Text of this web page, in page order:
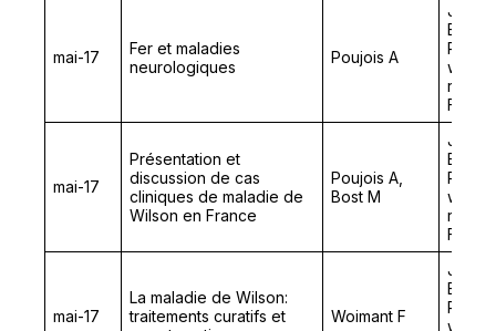
mai-17
Fer et maladies
neurologiques
Poujois A
Rares
rares
mai-17
Présentation et
discussion de cas
cliniques de maladie de
Wilson en France
Poujois A,
Bost M
Rares
rares
mai-17
La maladie de Wilson:
traitements curatifs et
Woimant F
Rares